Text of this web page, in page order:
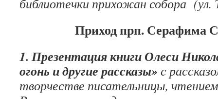
библиотечки прихожан собора (ул.
Приход прп. Серафима
1. Презентация книги Олеси
огонь и другие рассказы» с
творчестве писательницы,